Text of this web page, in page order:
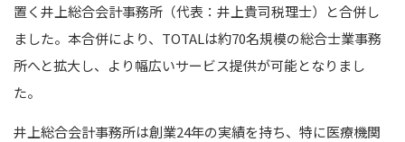
置く井上総合会計事務所（代表：井上貴司税理士）と合併し
ました。本合併により、TOTALは約70名規模の総合士業事務
所へと拡大し、より幅広いサービス提供が可能となりまし
た。
井上総合会計事務所は創業24年の実績を持ち、特に医療機関